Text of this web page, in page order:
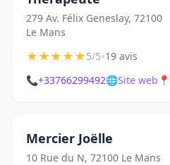
279 Av. Félix Geneslay, 72100
Le Mans
★★★★★5/5•19 avis
📞+33766299492🌐Site web 📍
Mercier Joëlle
10 Rue du N, 72100 Le Mans